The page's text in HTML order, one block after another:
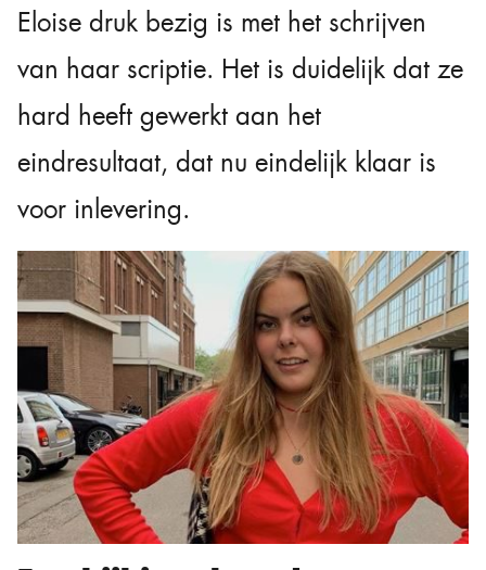
Eloise druk bezig is met het schrijven
van haar scriptie. Het is duidelijk dat ze
hard heeft gewerkt aan het
eindresultaat, dat nu eindelijk klaar is
voor inlevering.